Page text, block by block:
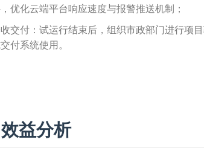
优化云端平台响应速度与报警推送机制；
交付：试运行结束后，组织市政部门进行项
付系统使用。
益分析